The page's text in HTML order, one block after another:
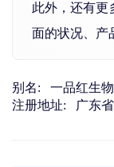
此外，还有更
面的状况、产
别名:
一品红生
注册地址:
广东省